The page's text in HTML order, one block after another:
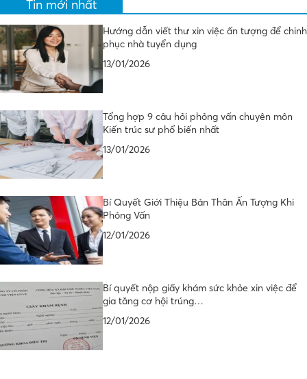
Tin mới nhất
Hướng dẫn viết thư xin việc ấn tượng để chinh
phục nhà tuyển dụng
13/01/2026
Tổng hợp 9 câu hỏi phỏng vấn chuyên môn
Kiến trúc sư phổ biến nhất
13/01/2026
Bí Quyết Giới Thiệu Bản Thân Ấn Tượng Khi
Phỏng Vấn
12/01/2026
Bí quyết nộp giấy khám sức khỏe xin việc để
gia tăng cơ hội trúng…
12/01/2026